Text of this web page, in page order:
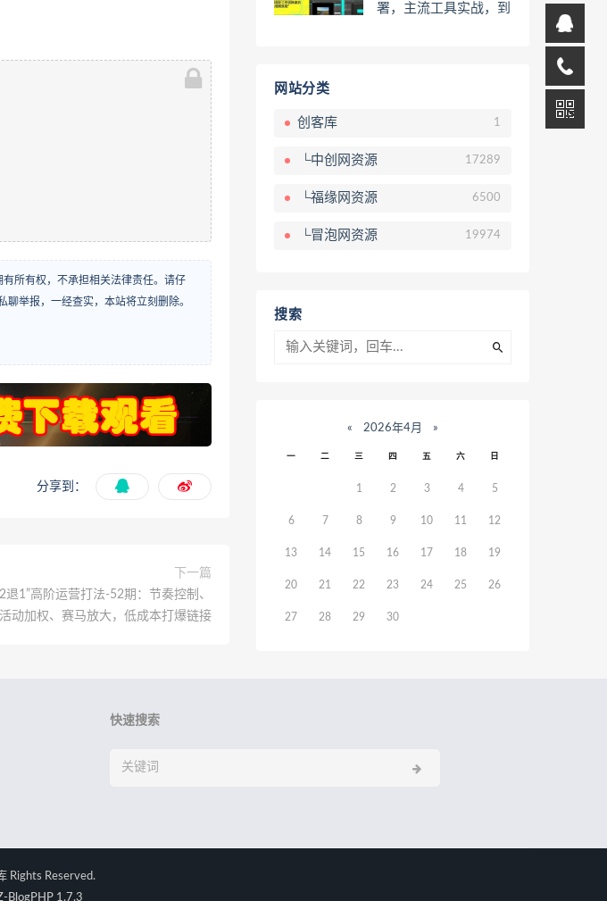
所有权，不承担相关法律责任。请仔
举报，一经查实，本站将立刻删除。
分享到：
下一篇
退1”高阶运营打法-52期：节奏控制、
活动加权、赛马放大，低成本打爆链接
署，主流工具实战，到
网站分类
创客库 1
└中创网资源 17289
└福缘网资源 6500
└冒泡网资源 19974
搜索
« 2026年4月 »
一 二 三 四 五 六 日
1 2 3 4 5
6 7 8 9 10 11 12
13 14 15 16 17 18 19
20 21 22 23 24 25 26
27 28 29 30
快速搜索
Rights Reserved.
BlogPHP 1.7.3